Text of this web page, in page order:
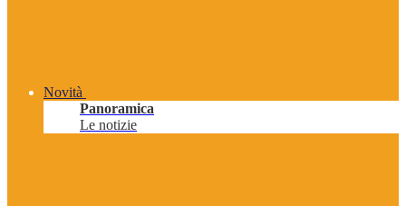
Novità
Panoramica
Le notizie